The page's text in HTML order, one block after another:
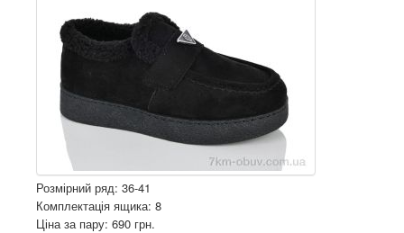
Розмірний ряд: 36-41
Комплектація ящика: 8
Ціна за пару: 690 грн.